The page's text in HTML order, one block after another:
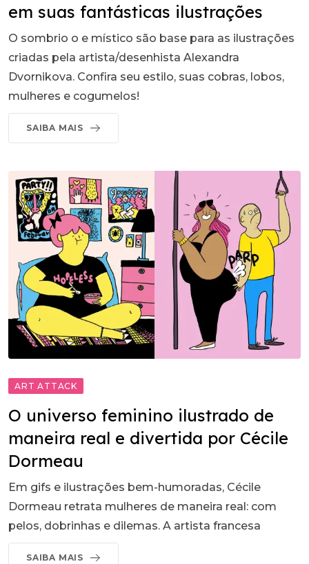
em suas fantásticas ilustrações
O sombrio o e místico são base para as ilustrações
criadas pela artista/desenhista Alexandra
Dvornikova. Confira seu estilo, suas cobras, lobos,
mulheres e cogumelos!
SAIBA MAIS
ART ATTACK
O universo feminino ilustrado de
maneira real e divertida por Cécile
Dormeau
Em gifs e ilustrações bem-humoradas, Cécile
Dormeau retrata mulheres de maneira real: com
pelos, dobrinhas e dilemas. A artista francesa
SAIBA MAIS